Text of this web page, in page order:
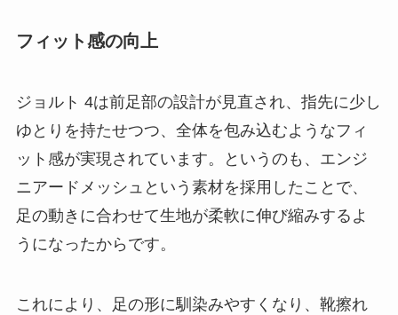
フィット感の向上
ジョルト 4は前足部の設計が見直され、指先に少し
ゆとりを持たせつつ、全体を包み込むようなフィ
ット感が実現されています。というのも、エンジ
ニアードメッシュという素材を採用したことで、
足の動きに合わせて生地が柔軟に伸び縮みするよ
うになったからです。
これにより、足の形に馴染みやすくなり、靴擦れ